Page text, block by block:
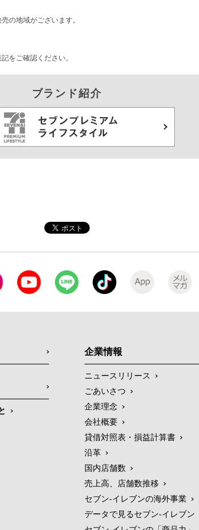
の地域がございます。
をご確認ください。
ブランド紹介
企業情報
ニュースリリース
ごあいさつ
企業理念
会社概要
貸借対照表・損益計算書
沿革
国内店舗数
売上高、店舗数推移
セブン‐イレブンの海外事業
データで見るセブン‐イレブン